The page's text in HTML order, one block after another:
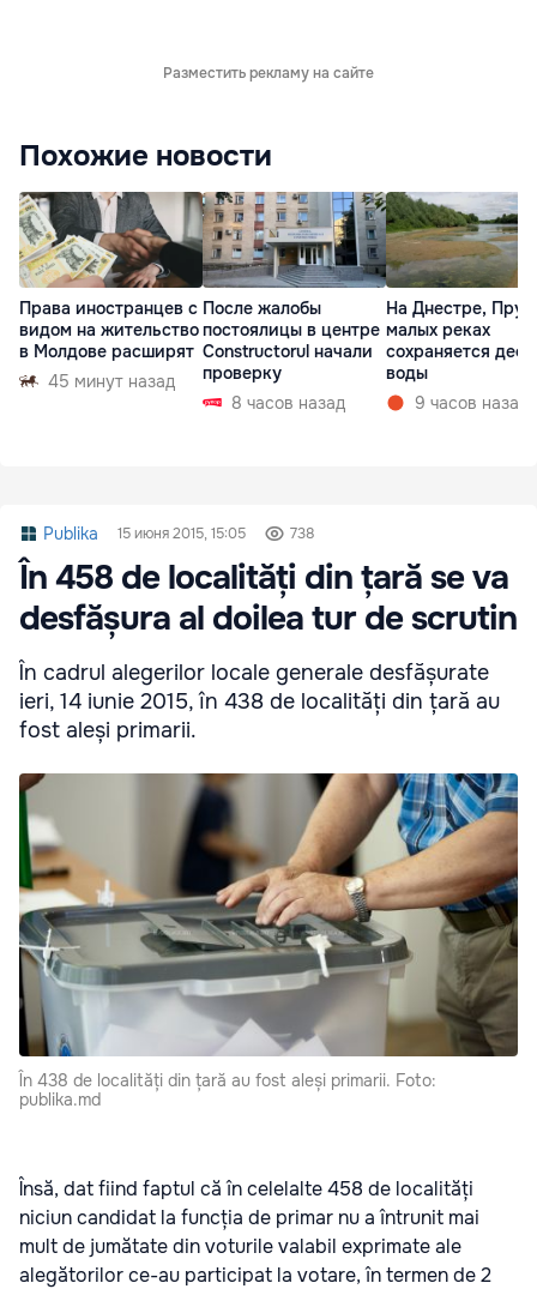
Разместить рекламу на сайте
Похожие новости
Права иностранцев с
видом на жительство
в Молдове расширят
45 минут назад
После жалобы
постоялицы в центре
Constructorul начали
проверку
8 часов назад
На Днестре,
малых реках
сохраняется
воды
9 часов назад
Publika 15 июня 2015, 15:05 738
În 458 de localități din țară se va
desfășura al doilea tur de scrutin
În cadrul alegerilor locale generale desfășurate
ieri, 14 iunie 2015, în 438 de localități din țară au
fost aleși primarii.
În 438 de localități din țară au fost aleși primarii. Foto:
publika.md
Însă, dat fiind faptul că în celelalte 458 de localități
niciun candidat la funcția de primar nu a întrunit mai
mult de jumătate din voturile valabil exprimate ale
alegătorilor ce-au participat la votare, în termen de 2